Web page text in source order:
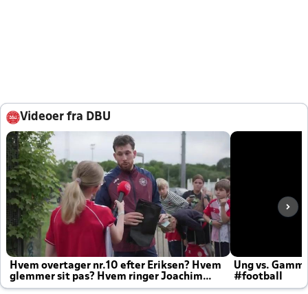
Videoer fra DBU
Hvem overtager nr.10 efter Eriksen? Hvem
glemmer sit pas? Hvem ringer Joachim
altid til efter kampe?
Ung vs.
#football